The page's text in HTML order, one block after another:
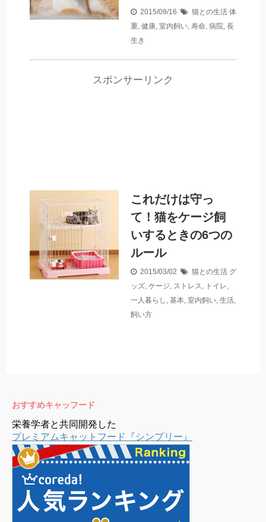
2015/09/16 猫との生活 体
重, 健康, 室内飼い, 寿命, 病院, 長
生き
スポンサーリンク
これだけは守っ
て！猫をケージ飼
いするときの6つの
ルール
2015/03/02 猫との生活 グ
ッズ, ケージ, ストレス, トイレ,
一人暮らし , 基本, 室内飼い, 生活,
飼い方
おすすめキャッフード
栄養学者と共同開発した
プレミアムキャットフード『シンプリー』